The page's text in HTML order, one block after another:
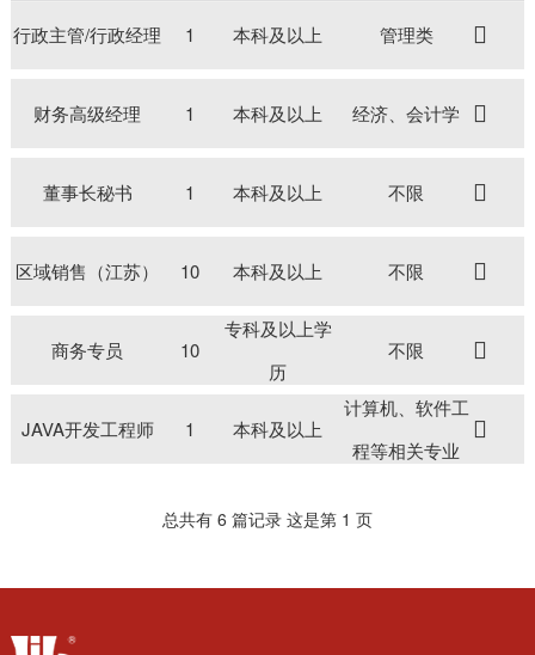
行政主管/行政经理 1 本科及以上 管理类
财务高级经理 1 本科及以上 经济、会计学
董事长秘书 1 本科及以上 不限
区域销售（江苏） 10 本科及以上 不限
商务专员 10
专科及以上学
历
不限
JAVA开发工程师 1 本科及以上
计算机、软件工
程等相关专业
总共有 6 篇记录 这是第 1 页